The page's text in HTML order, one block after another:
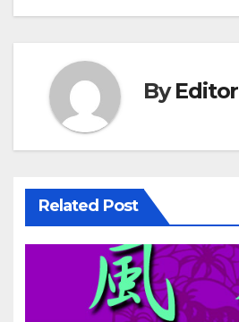
navigation
ByEditor
Related Post